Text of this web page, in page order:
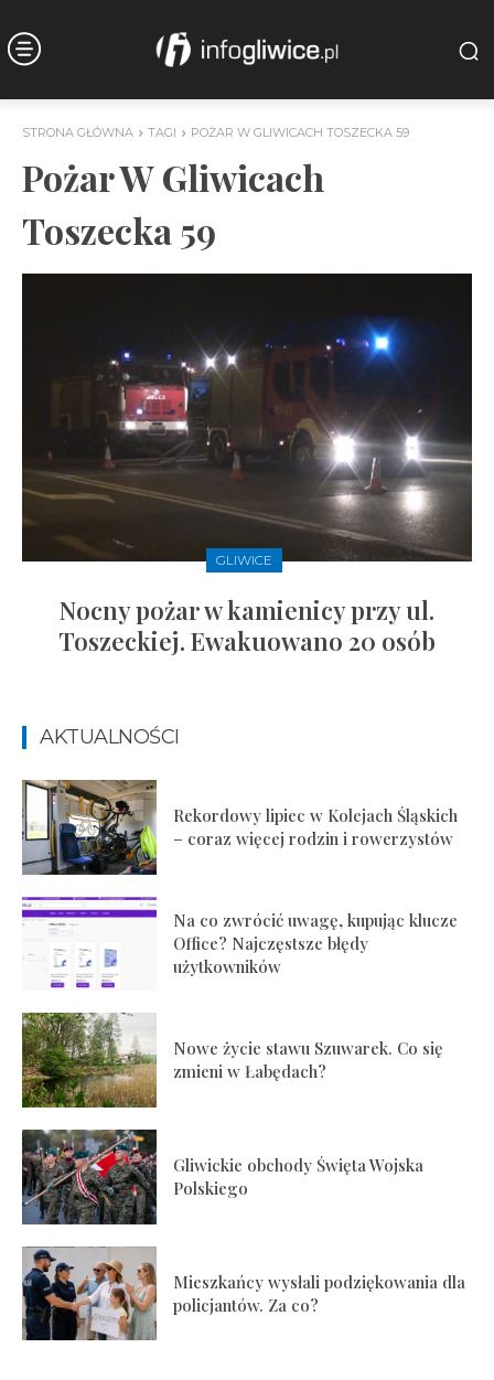
STRONA GŁÓWNA TAGI POŻAR W GLIWICACH TOSZECKA 59
Pożar W Gliwicach
Toszecka 59
GLIWICE
Nocny pożar w kamienicy przy ul.
Toszeckiej. Ewakuowano 20 osób
AKTUALNOŚCI
Rekordowy lipiec w Kolejach Śląskich
– coraz więcej rodzin i rowerzystów
Na co zwrócić uwagę, kupując klucze
Office? Najczęstsze błędy
użytkowników
Nowe życie stawu Szuwarek. Co się
zmieni w Łabędach?
Gliwickie obchody Święta Wojska
Polskiego
Mieszkańcy wysłali podziękowania dla
policjantów. Za co?